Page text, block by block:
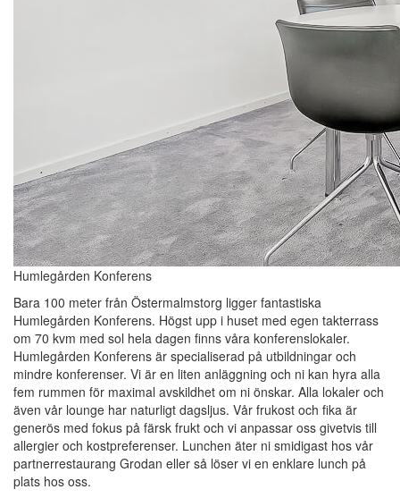
Humlegården Konferens
Bara 100 meter från Östermalmstorg ligger fantastiska
Humlegården Konferens. Högst upp i huset med egen takterrass
om 70 kvm med sol hela dagen finns våra konferenslokaler.
Humlegården Konferens är specialiserad på utbildningar och
mindre konferenser. Vi är en liten anläggning och ni kan hyra alla
fem rummen för maximal avskildhet om ni önskar. Alla lokaler och
även vår lounge har naturligt dagsljus. Vår frukost och fika är
generös med fokus på färsk frukt och vi anpassar oss givetvis till
allergier och kostpreferenser. Lunchen äter ni smidigast hos vår
partnerrestaurang Grodan eller så löser vi en enklare lunch på
plats hos oss.